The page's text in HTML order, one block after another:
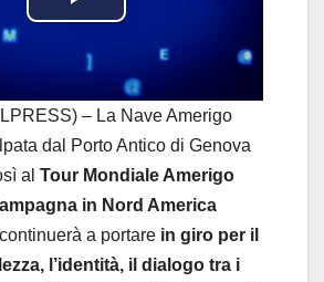
P
l
a
y
V
i
– La Nave Amerigo
dal Porto Antico di Genova
al Tour Mondiale Amerigo
in Nord America
a portare in giro per il
l’identità, il dialogo tra i